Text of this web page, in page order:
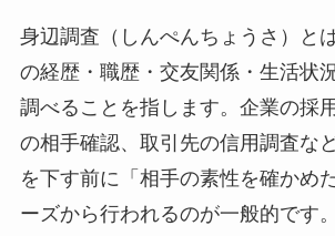
身辺調査（しんぺんちょうさ）と
の経歴・職歴・交友関係・生活状
調べることを指します。企業の採
の相手確認、取引先の信用調査な
を下す前に「相手の素性を確かめ
ーズから行われるのが一般的です